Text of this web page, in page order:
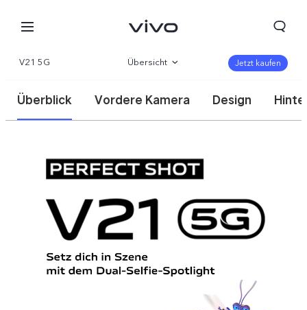
V21 5G Übersicht
Galerie
Jetzt kaufen
Überblick Vordere Kamera Design